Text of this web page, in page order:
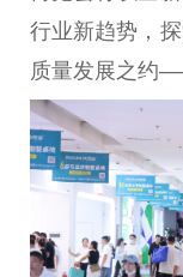
行业新趋势，
质量发展之约